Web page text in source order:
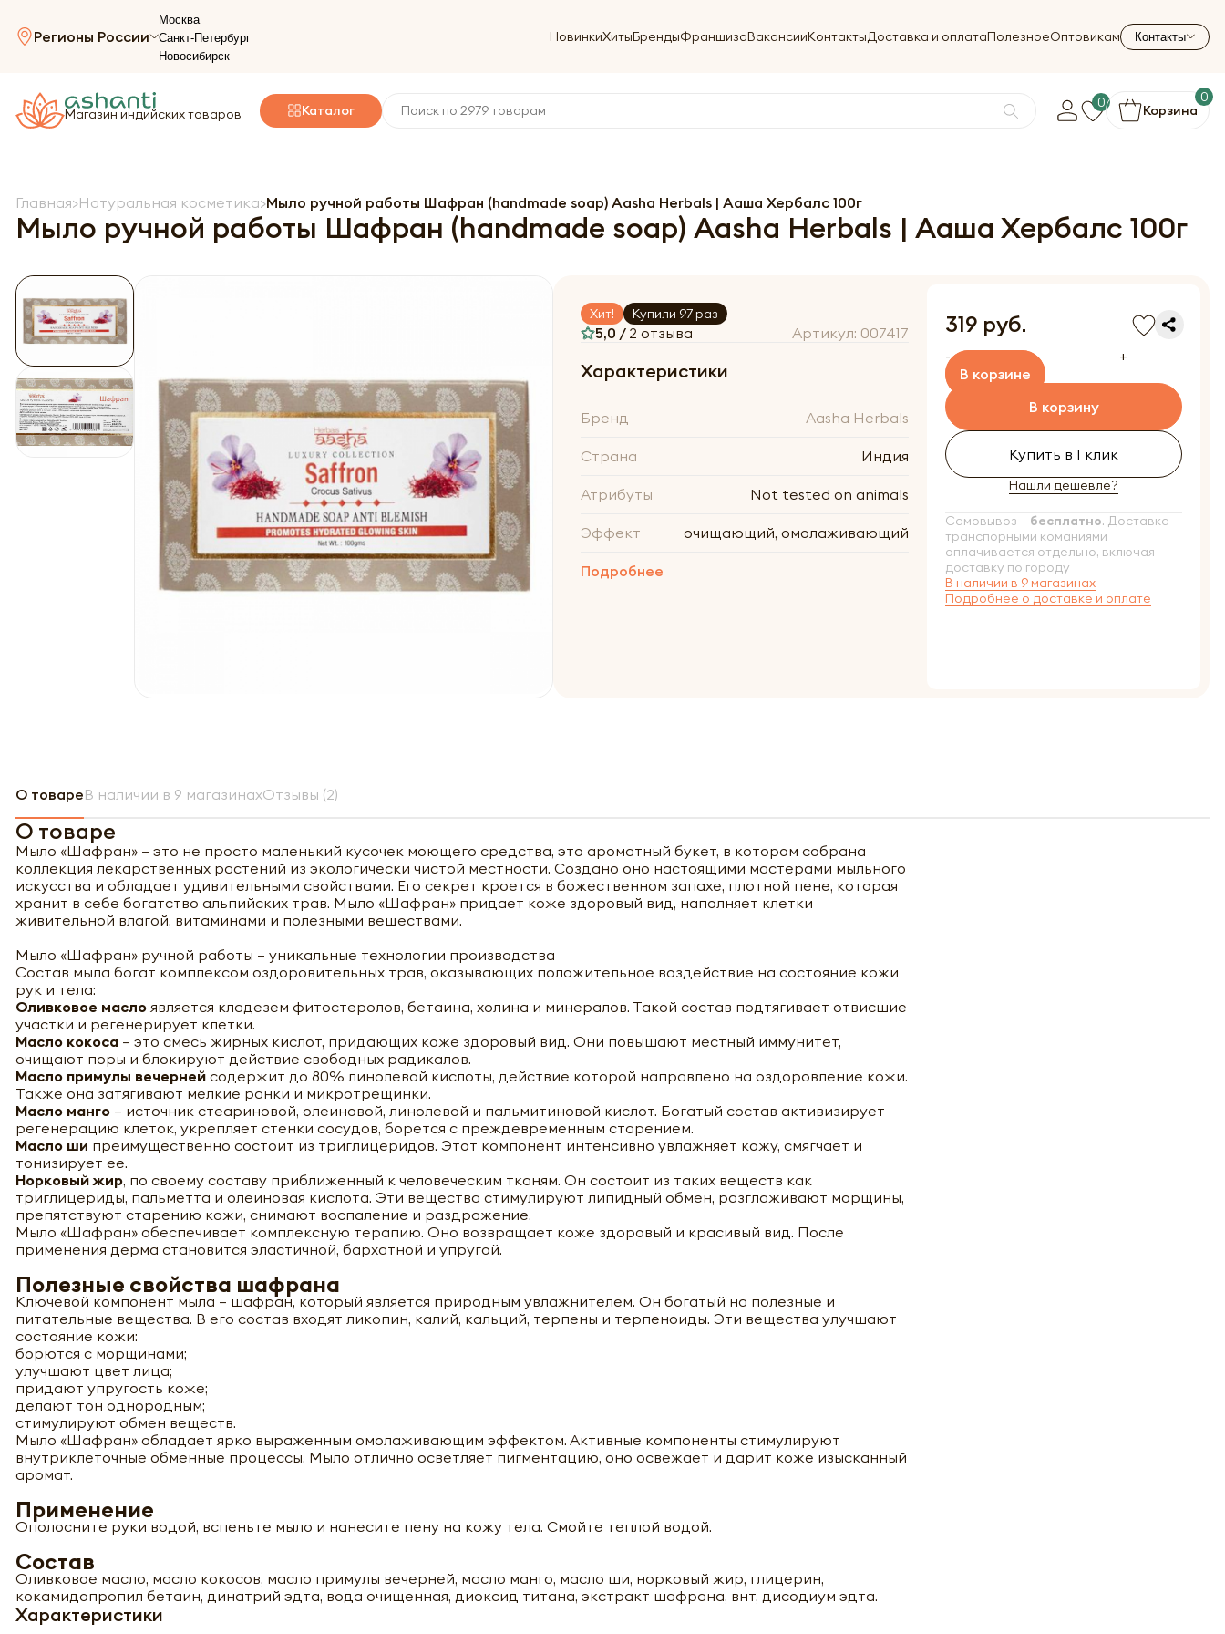
Регионы России
Москва
Санкт-Петербург
Новосибирск
НовинкиХитыБрендыФраншизаВакансииКонтактыДоставка и оплатаПолезноеОптовикам Контакты
Магазин индийских товаров Каталог 0 Корзина
0
Главная Натуральная косметика Мыло ручной работы Шафран (handmade soap) Aasha Herbals | Ааша Хербалс 100г
Мыло ручной работы Шафран (handmade soap) Aasha Herbals | Ааша Хербалс 100г
Хит! Купили 97 раз
5,0 / 2 отзыва Артикул: 007417
Характеристики
Бренд Aasha Herbals
Страна Индия
Атрибуты Not tested on animals
Эффект очищающий, омолаживающий
Подробнее
319 руб.
-
+
В корзине
В корзину
Купить в 1 клик
Нашли дешевле?
Самовывоз – бесплатно. Доставка
транспорными команиями
оплачивается отдельно, включая
доставку по городу
В наличии в 9 магазинах
Подробнее о доставке и оплате
О товареВ наличии в 9 магазинахОтзывы (2)
О товаре
Мыло «Шафран» – это не просто маленький кусочек моющего средства, это ароматный букет, в котором собрана
коллекция лекарственных растений из экологически чистой местности. Создано оно настоящими мастерами мыльного
искусства и обладает удивительными свойствами. Его секрет кроется в божественном запахе, плотной пене, которая
хранит в себе богатство альпийских трав. Мыло «Шафран» придает коже здоровый вид, наполняет клетки
живительной влагой, витаминами и полезными веществами.
Мыло «Шафран» ручной работы – уникальные технологии производства
Состав мыла богат комплексом оздоровительных трав, оказывающих положительное воздействие на состояние кожи
рук и тела:
Оливковое масло является кладезем фитостеролов, бетаина, холина и минералов. Такой состав подтягивает отвисшие
участки и регенерирует клетки.
Масло кокоса – это смесь жирных кислот, придающих коже здоровый вид. Они повышают местный иммунитет,
очищают поры и блокируют действие свободных радикалов.
Масло примулы вечерней содержит до 80% линолевой кислоты, действие которой направлено на оздоровление кожи.
Также она затягивают мелкие ранки и микротрещинки.
Масло манго – источник стеариновой, олеиновой, линолевой и пальмитиновой кислот. Богатый состав активизирует
регенерацию клеток, укрепляет стенки сосудов, борется с преждевременным старением.
Масло ши преимущественно состоит из триглицеридов. Этот компонент интенсивно увлажняет кожу, смягчает и
тонизирует ее.
Норковый жир, по своему составу приближенный к человеческим тканям. Он состоит из таких веществ как
триглицериды, пальметта и олеиновая кислота. Эти вещества стимулируют липидный обмен, разглаживают морщины,
препятствуют старению кожи, снимают воспаление и раздражение.
Мыло «Шафран» обеспечивает комплексную терапию. Оно возвращает коже здоровый и красивый вид. После
применения дерма становится эластичной, бархатной и упругой.
Полезные свойства шафрана
Ключевой компонент мыла – шафран, который является природным увлажнителем. Он богатый на полезные и
питательные вещества. В его состав входят ликопин, калий, кальций, терпены и терпеноиды. Эти вещества улучшают
состояние кожи:
борются с морщинами;
улучшают цвет лица;
придают упругость коже;
делают тон однородным;
стимулируют обмен веществ.
Мыло «Шафран» обладает ярко выраженным омолаживающим эффектом. Активные компоненты стимулируют
внутриклеточные обменные процессы. Мыло отлично осветляет пигментацию, оно освежает и дарит коже изысканный
аромат.
Применение
Ополосните руки водой, вспеньте мыло и нанесите пену на кожу тела. Смойте теплой водой.
Состав
Оливковое масло, масло кокосов, масло примулы вечерней, масло манго, масло ши, норковый жир, глицерин,
кокамидопропил бетаин, динатрий эдта, вода очищенная, диоксид титана, экстракт шафрана, внт, дисодиум эдта.
Характеристики